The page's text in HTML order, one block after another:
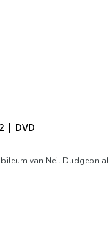
| DVD
van Neil Dudgeon